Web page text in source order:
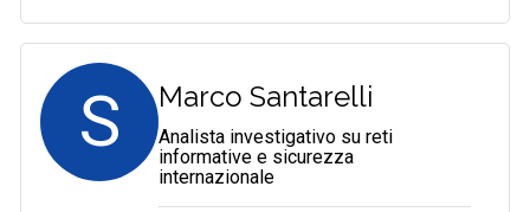
S Marco Santarelli
Analista investigativo su reti
informative e sicurezza
internazionale